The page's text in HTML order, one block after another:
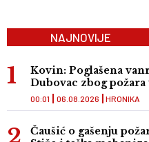
NAJNOVIJE
Kovin: Poglašena
Dubovac zbog
HRONIKA
00:01 06.08.2026
Čaušić o gašenju